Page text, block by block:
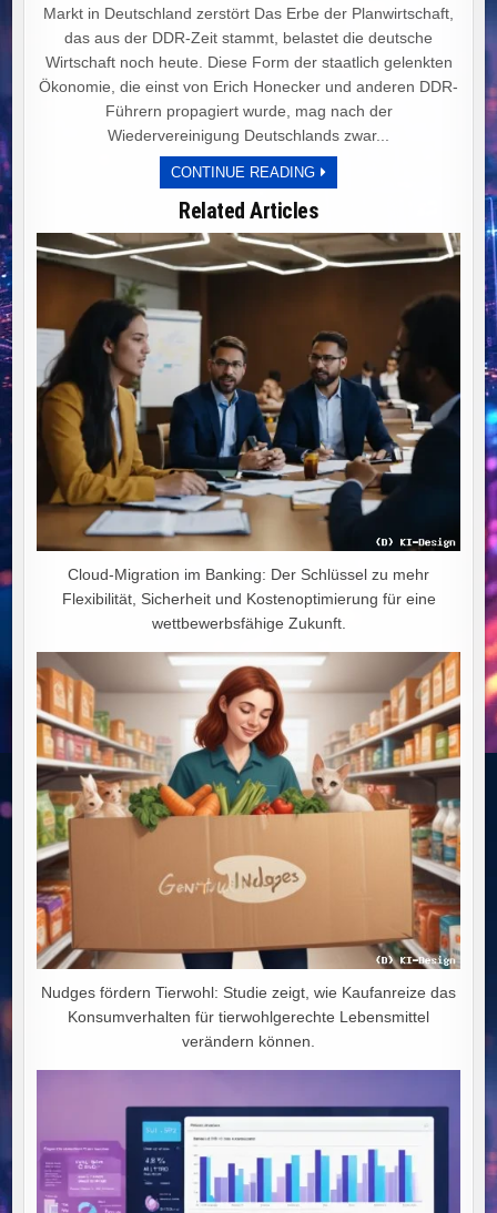
Markt in Deutschland zerstört Das Erbe der Planwirtschaft,
das aus der DDR-Zeit stammt, belastet die deutsche
Wirtschaft noch heute. Diese Form der staatlich gelenkten
Ökonomie, die einst von Erich Honecker und anderen DDR-
Führern propagiert wurde, mag nach der
Wiedervereinigung Deutschlands zwar...
CONTINUE READINGPLANWIRTSCHAFT
UND
DEUTSCHLANDS
WEG
IN
DEN
WIRTSCHAFTLICHEN
Related Articles
Cloud-Migration im Banking: Der Schlüssel zu mehr
Flexibilität, Sicherheit und Kostenoptimierung für eine
wettbewerbsfähige Zukunft.
Nudges fördern Tierwohl: Studie zeigt, wie Kaufanreize das
Konsumverhalten für tierwohlgerechte Lebensmittel
verändern können.